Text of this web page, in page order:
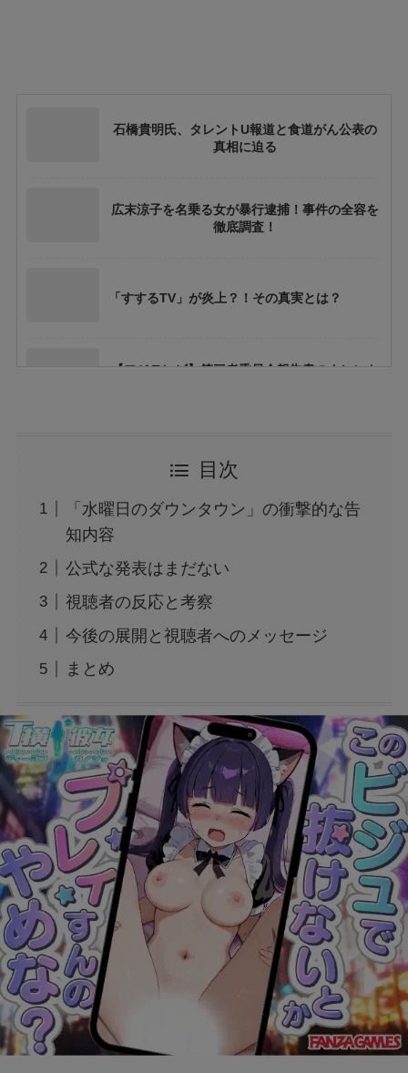
石橋貴明氏、タレントU報道と食道がん公表の
真相に迫る
広末涼子を名乗る女が暴行逮捕！事件の全容を
徹底調査！
「すするTV」が炎上？！その真実とは？
【フジテレビ】第三者委員会報告書のタレント
題の男性は誰？
沈黙の理由—『クジャクのダンス、誰が見
た？』山下春生の決断とは？
中島みゆきの私生活の謎。結婚と子供の真相に
迫る
中国ドラマ『運命の花婿は二度逃がさない』ネ
タバレ解説！波乱の恋の行方とは？
【刺殺事件】最上あいって誰？事件の内容と
は？
【フジテレビ】アナウンサー2人が退社！その
理由とは？
目次
「水曜日のダウンタウン」の衝撃的な告
知内容
公式な発表はまだない
視聴者の反応と考察
今後の展開と視聴者へのメッセージ
まとめ